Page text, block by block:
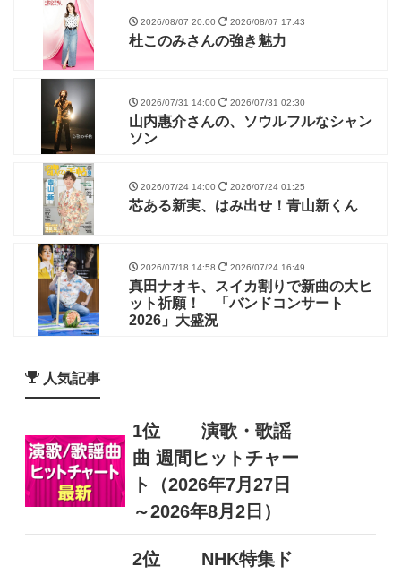
2026/08/07 20:00 2026/08/07 17:43
杜このみさんの強き魅力
2026/07/31 14:00 2026/07/31 02:30
山内惠介さんの、ソウルフルなシャン
ソン
2026/07/24 14:00 2026/07/24 01:25
芯ある新実、はみ出せ！青山新くん
2026/07/18 14:58 2026/07/24 16:49
真田ナオキ、スイカ割りで新曲の大ヒ
ット祈願！ 「バンドコンサート
2026」大盛況
人気記事
1位
演歌・歌謡
曲 週間ヒットチャー
ト（2026年7月27日
～2026年8月2日）
2位
NHK特集ド